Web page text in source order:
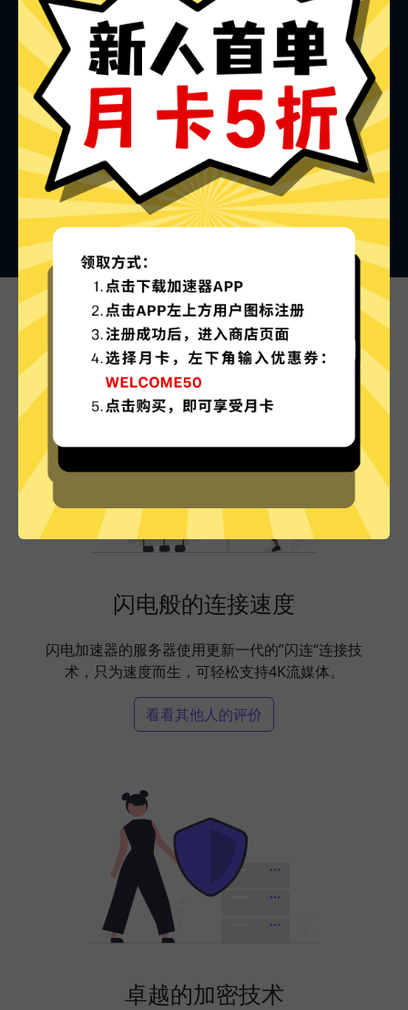
闪电加速器的特色
闪电般的连接速度
闪电加速器的服务器使用更新一代的”闪连“连接技
术，只为速度而生，可轻松支持4K流媒体。
看看其他人的评价
卓越的加密技术